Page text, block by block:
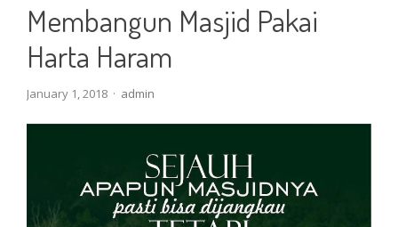
Membangun Masjid Pakai
Harta Haram
January 1, 2018 Author
admin